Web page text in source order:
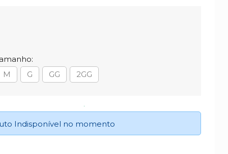
M
G GG 2GG
Indisponível no momento